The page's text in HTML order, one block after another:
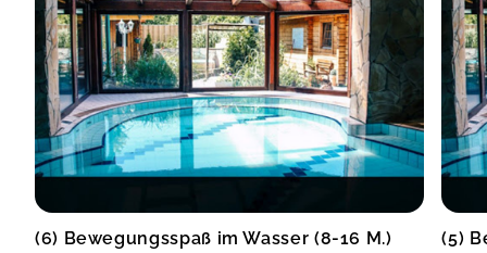
(6) Bewegungsspaß im Wasser (8-16 M.)
(5)